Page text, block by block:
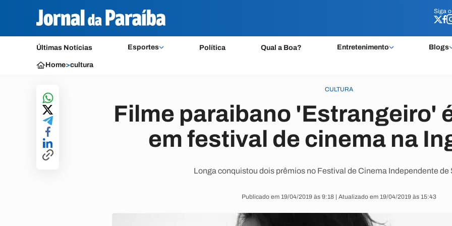
Siga o
Últimas Notícias Esportes Política Qual a Boa? Entretenimento Blogs
Siga o
Home>cultura
CULTURA
Filme paraibano 'Estrangeiro'
em festival de cinema na
Longa conquistou dois prêmios no Festival de Cinema Independente de
Publicado em 19/04/2019 às 9:18 | Atualizado em 19/04/2019 às 15:43